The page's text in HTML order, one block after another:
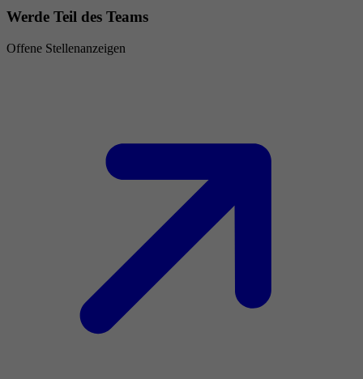
Werde Teil des Teams
Offene Stellenanzeigen